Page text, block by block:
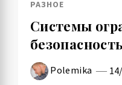
РАЗНОЕ
Системы
Polemika